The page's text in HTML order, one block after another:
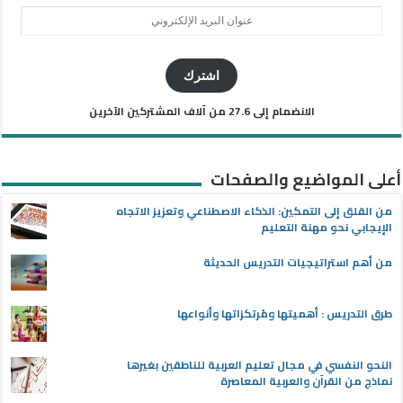
اشترك
الانضمام إلى 27.6 من آلاف المشتركين الآخرين
أعلى المواضيع والصفحات
من القلق إلى التمكين: الذكاء الاصطناعي وتعزيز الاتجاه
الإيجابي نحو مهنة التعليم
من أهم استراتيجيات التدريس الحديثة
طرق التدريس : أهميتها ومُرتكزاتها وأنواعها
النحو النفسي في مجال تعليم العربية للناطقين بغيرها
نماذج من القرآن والعربية المعاصرة